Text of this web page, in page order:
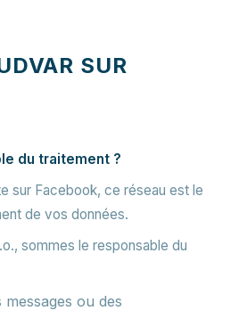
SUR
du traitement ?
sur Facebook, ce réseau est le
de vos données.
sommes le responsable du
ou des